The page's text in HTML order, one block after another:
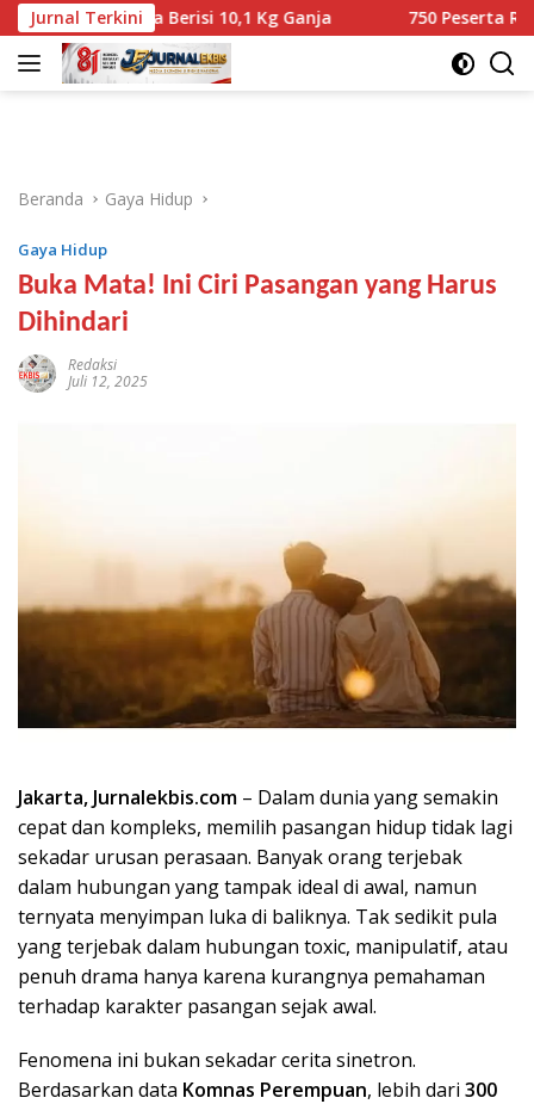
Langsung
ke
konten
Jurnal Terkini
Berisi 10,1 Kg Ganja 750 Peserta Ramaikan Fun
Beranda Gaya Hidup
Gaya Hidup
Buka Mata! Ini Ciri Pasangan yang Harus
Dihindari
Redaksi
Juli 12, 2025
Jakarta, Jurnalekbis.com – Dalam dunia yang semakin
cepat dan kompleks, memilih pasangan hidup tidak lagi
sekadar urusan perasaan. Banyak orang terjebak
dalam hubungan yang tampak ideal di awal, namun
ternyata menyimpan luka di baliknya. Tak sedikit pula
yang terjebak dalam hubungan toxic, manipulatif, atau
penuh drama hanya karena kurangnya pemahaman
terhadap karakter pasangan sejak awal.
Fenomena ini bukan sekadar cerita sinetron.
Berdasarkan data Komnas Perempuan, lebih dari 300